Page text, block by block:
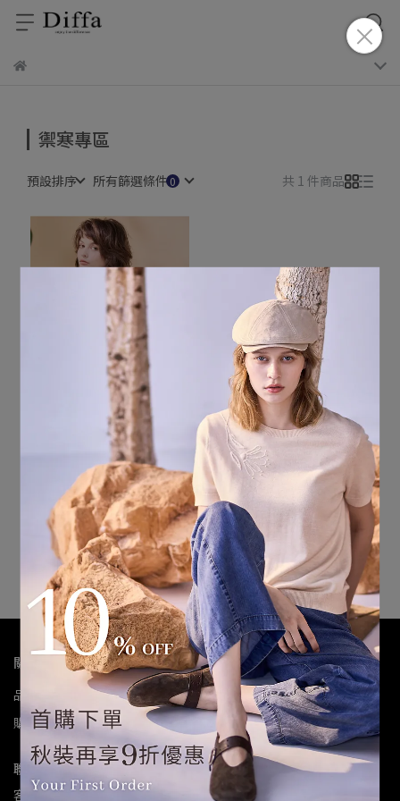
禦寒專區
預設排序 所有篩選條件 共 1 件商品
輕量羽絨背心式外套
NT$3,340NT$6,680
加入購物車
關於我們
品牌故事 商品查詢 門市資訊 會員專區 常見問題 我的帳戶
購物說明 隱私政策 聯絡我們
聯絡資訊
客服專線：02-2523-4655